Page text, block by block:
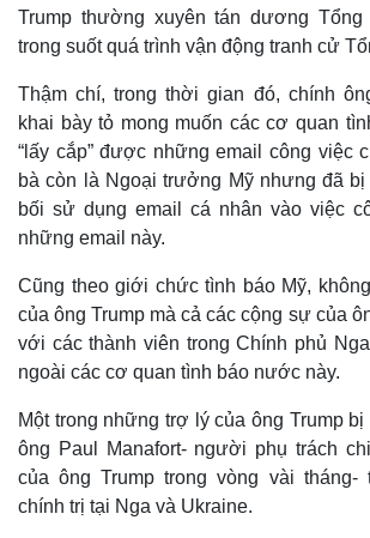
Thế giới
Cuộc sống đó đây
Hồ sơ
Ảnh
E-
Infographic
Trump thường xuyên tán dương Tổng
trong suốt quá trình vận động tranh cử
Thậm chí, trong thời gian đó, chính
khai bày tỏ mong muốn các cơ quan
“lấy cắp” được những email công việc
bà còn là Ngoại trưởng Mỹ nhưng đã
bối sử dụng email cá nhân vào việc
những email này.
Cũng theo giới chức tình báo Mỹ,
của ông Trump mà cả các cộng sự của
với các thành viên trong Chính phủ
ngoài các cơ quan tình báo nước này.
Một trong những trợ lý của ông Trump bị
ông Paul Manafort- người phụ trách
của ông Trump trong vòng vài tháng-
chính trị tại Nga và Ukraine.